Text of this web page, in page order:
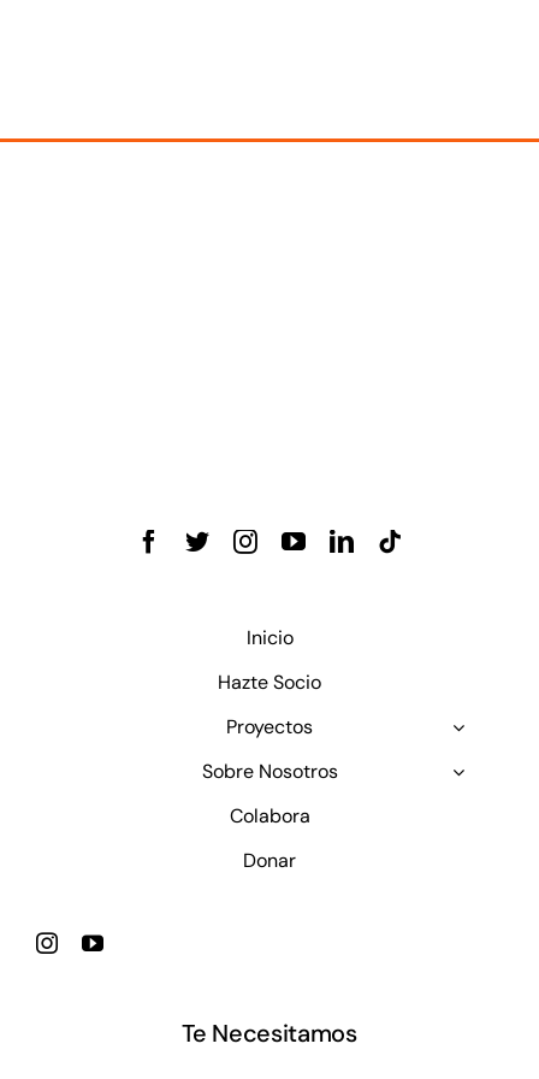
Inicio
Hazte Socio
Proyectos
Sobre Nosotros
Colabora
Donar
Te Necesitamos